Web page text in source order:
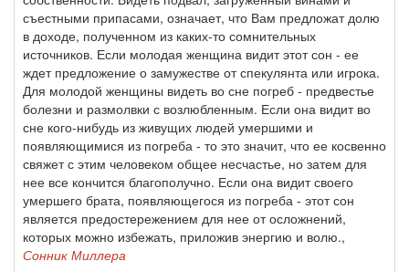
съестными припасами, означает, что Вам предложат долю
в доходе, полученном из каких-то сомнительных
источников. Если молодая женщина видит этот сон - ее
ждет предложение о замужестве от спекулянта или игрока.
Для молодой женщины видеть во сне погреб - предвестье
болезни и размолвки с возлюбленным. Если она видит во
сне кого-нибудь из живущих людей умершими и
появляющимися из погреба - то это значит, что ее косвенно
свяжет с этим человеком общее несчастье, но затем для
нее все кончится благополучно. Если она видит своего
умершего брата, появляющегося из погреба - этот сон
является предостережением для нее от осложнений,
которых можно избежать, приложив энергию и волю.,
Сонник Миллера